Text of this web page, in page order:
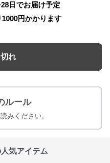
日でお届け予定
1000円かかります
れ
ルール
みください。
気アイテム